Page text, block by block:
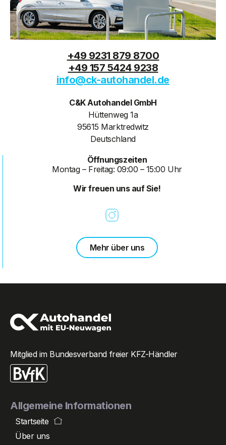
+49 9231 879 8700
+49 157 5424 9238
info@ck-autohandel.de
C&K Autohandel GmbH
Hüttenweg 1a
95615 Marktredwitz
Deutschland
Öffnungszeiten
Montag – Freitag: 09:00 – 15:00 Uhr
Wir freuen uns auf Sie!
Mehr über uns
Mitglied im Bundesverband freier KFZ-Händler
Allgemeine Informationen
Startseite
Über uns